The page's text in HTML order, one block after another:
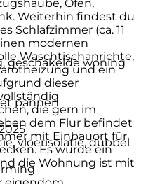
Ofen,
Weiterhin findest du
Schlafzimmer (ca. 11
modernen
Waschtischanrichte,
und ein
dieser
die gern im
dem Flur befindet
mit Einbauort für
Es wurde ein
die Wohnung ist mit
geschakelde woning
pannen
vloerisolatie, dubbel